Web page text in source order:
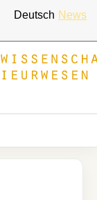
Deutsch News